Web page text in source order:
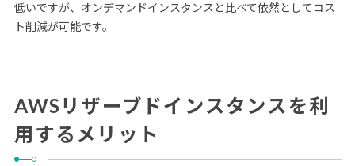
低いですが、オンデマンドインスタンスと比べて依然としてコス
ト削減が可能です。
AWSリザーブドインスタンスを利
用するメリット